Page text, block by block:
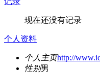
现在还没有记录
个人资料
个人主页http://
性别男